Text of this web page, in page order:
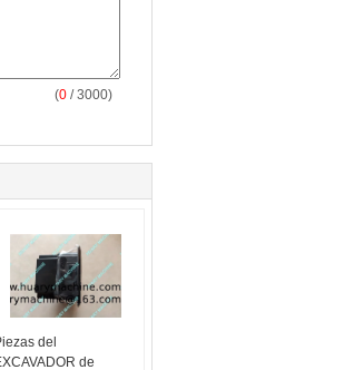
(0 / 3000)
del
de